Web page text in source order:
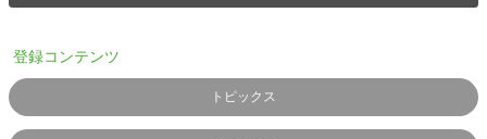
登録コンテンツ
トピックス